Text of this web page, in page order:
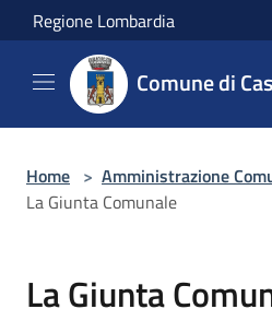
Salta al contenuto principale
Regione Lombardia
Comune di
Home > Amministrazione
La Giunta Comunale
La Giunta